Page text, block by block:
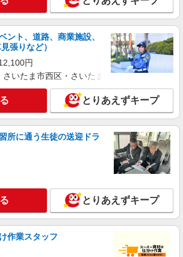
詳細を見る
2013670
水口駅≫未経験・無資格から看護助手へ挑
！シフト相談OK♪
時給1550円〜2187円 ＜日払い有/週払い有/交
費全支給(ガソリン代含む)＞
甲賀市内 最寄駅：水口
詳細を見る
2093817
は急げ≫≫≫履歴書不要＆面接なし！駅チカ
院で看護助手急募
時給1550円〜2187円 ＜日払い有/週払い有/交
ント、道路、商業施設、
張りなど）
円
さいたま市西区・さいたま市岩槻区・久喜市・
とりあえずキープ
所に通う生徒の送迎ドラ
とりあえずキープ
作業スタッフ